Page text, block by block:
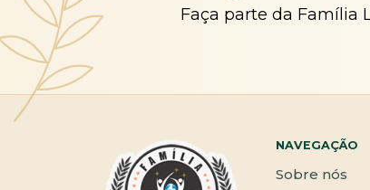
Faça parte da Família
NAVEGAÇÃO
Sobre nós